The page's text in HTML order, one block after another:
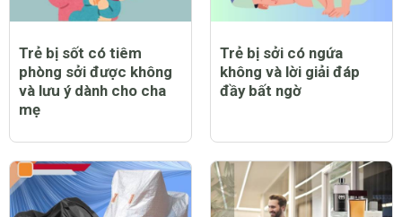
Trẻ bị sốt có tiêm
phòng sởi được không
và lưu ý dành cho cha
mẹ
Trẻ bị sởi có ngứa
không và lời giải đáp
đầy bất ngờ